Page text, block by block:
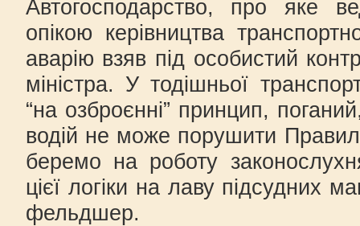
Автогосподарство, про яке
опікою керівництва
аварію взяв під особистий
міністра. У тодішньої
“на озброєнні” принцип,
водій не може порушити
беремо на роботу
цієї логіки на лаву підсудних
фельдшер.